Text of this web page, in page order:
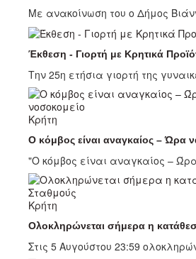
Με ανακοίνωση του ο Δήμος
Έκθεση - Γιορτή με Κρητικά
Την 25η ετήσια γιορτή της
Κρήτη
Ο κόμβος είναι αναγκαίος – Ώρα
"Ο κόμβος είναι αναγκαίος –
Κρήτη
Ολοκληρώνεται σήμερα η
Στις 5 Αυγούστου 23:59